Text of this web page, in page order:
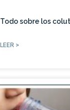
Todo sobre los
LEER >